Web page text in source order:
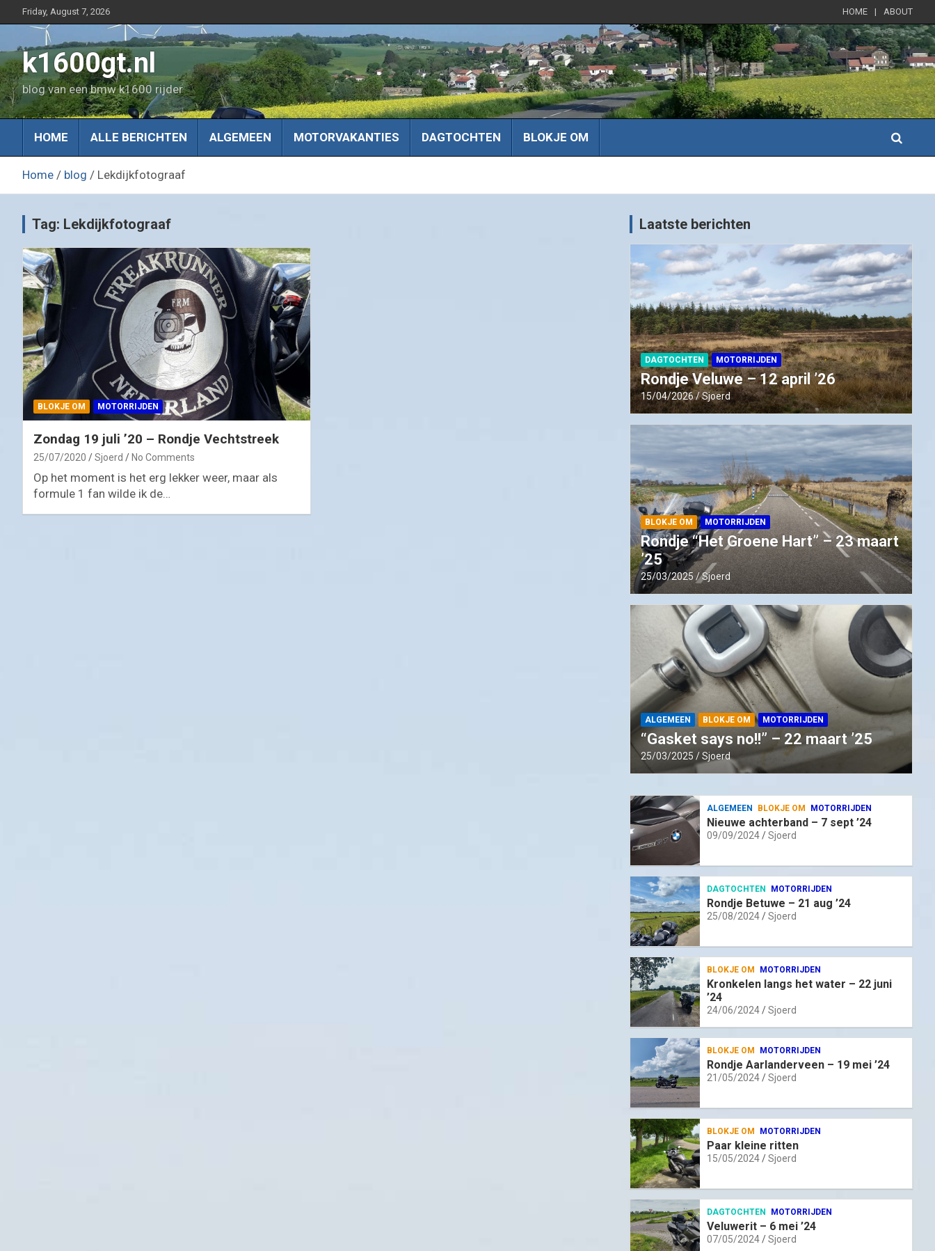
to
Friday, August 7, 2026 HOME ABOUT
k1600gt.nl
blog van een bmw k1600 rijder
HOME ALLE BERICHTEN ALGEMEEN MOTORVAKANTIES DAGTOCHTEN BLOKJE OM
Home blog Lekdijkfotograaf
Tag: Lekdijkfotograaf
BLOKJE OM MOTORRIJDEN
Zondag 19 juli ’20 – Rondje Vechtstreek
25/07/2020 Sjoerd No Comments
Op het moment is het erg lekker weer, maar als
formule 1 fan wilde ik de…
Laatste berichten
DAGTOCHTEN MOTORRIJDEN
Rondje Veluwe – 12 april ’26
15/04/2026 Sjoerd
BLOKJE OM MOTORRIJDEN
Rondje “Het Groene Hart” – 23 maart
’25
25/03/2025 Sjoerd
ALGEMEEN BLOKJE OM MOTORRIJDEN
“Gasket says no!!” – 22 maart ’25
25/03/2025 Sjoerd
ALGEMEEN BLOKJE OM MOTORRIJDEN
Nieuwe achterband – 7 sept ’24
09/09/2024 Sjoerd
DAGTOCHTEN MOTORRIJDEN
Rondje Betuwe – 21 aug ’24
25/08/2024 Sjoerd
BLOKJE OM MOTORRIJDEN
Kronkelen langs het water – 22 juni
’24
24/06/2024 Sjoerd
BLOKJE OM MOTORRIJDEN
Rondje Aarlanderveen – 19 mei ’24
21/05/2024 Sjoerd
BLOKJE OM MOTORRIJDEN
Paar kleine ritten
15/05/2024 Sjoerd
DAGTOCHTEN MOTORRIJDEN
Veluwerit – 6 mei ’24
07/05/2024 Sjoerd